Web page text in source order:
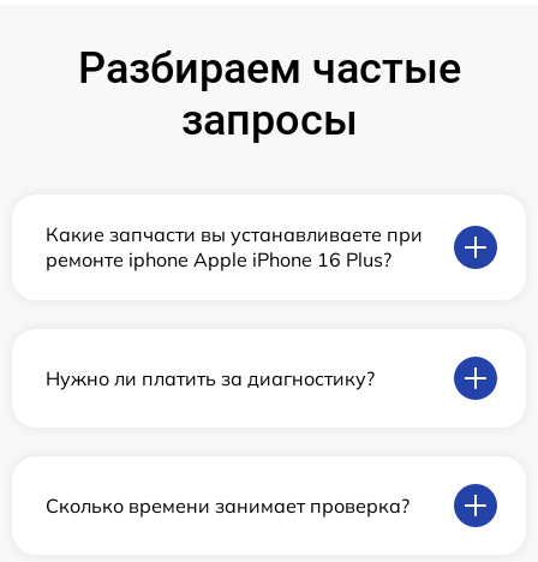
Разбираем частые
запросы
Какие запчасти вы устанавливаете при
ремонте iphone Apple iPhone 16 Plus?
Нужно ли платить за диагностику?
Сколько времени занимает проверка?